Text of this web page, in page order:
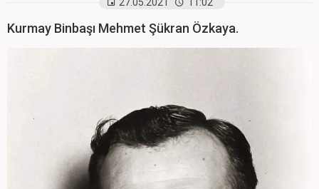
Kurmay Binbaşı Mehmet Şükran Özkaya.